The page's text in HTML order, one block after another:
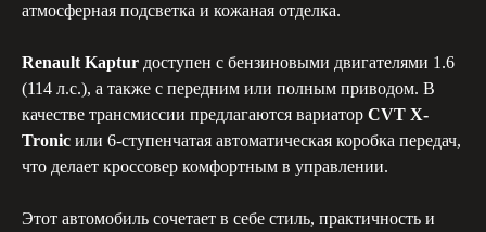
атмосферная подсветка и кожаная отделка.
Renault Kaptur доступен с бензиновыми двигателями 1.6
(114 л.с.), а также с передним или полным приводом. В
качестве трансмиссии предлагаются вариатор CVT X-
Tronic или 6-ступенчатая автоматическая коробка передач,
что делает кроссовер комфортным в управлении.
Этот автомобиль сочетает в себе стиль, практичность и
Минимальный опыт
вождения